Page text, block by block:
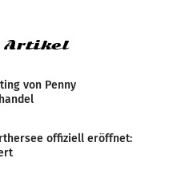
Artikel
von Penny
offiziell eröffnet: